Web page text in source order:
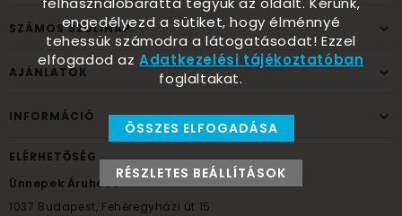
SZÁMOS SZÜLINAP
AJÁNLATOK
INFORMÁCIÓ
ELÉRHETŐSÉG
Ünnepek Áruháza
1037 Budapest, Fehéregyházi út 15.
engedélyezd a sütiket, hogy élménnyé
tehessük számodra a látogatásodat! Ezzel
elfogadod azAdatkezelési tájékoztatóban
foglaltakat.
ÖSSZES ELFOGADÁSA
RÉSZLETES BEÁLLÍTÁSOK